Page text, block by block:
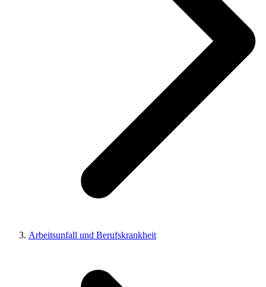
Arbeitsunfall und Berufskrankheit